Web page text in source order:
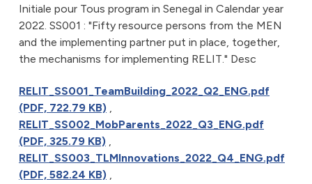
Initiale pour Tous program in Senegal in Calendar year
2022. SS001 : "Fifty resource persons from the MEN
and the implementing partner put in place, together,
the mechanisms for implementing RELIT." Desc
RELIT_SS001_TeamBuilding_2022_Q2_ENG.pdf
(PDF, 722.79 KB) ,
RELIT_SS002_MobParents_2022_Q3_ENG.pdf
(PDF, 325.79 KB) ,
RELIT_SS003_TLMInnovations_2022_Q4_ENG.pdf
(PDF, 582.24 KB) ,